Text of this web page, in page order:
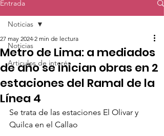
Entrada
Noticias
Articulos de interés
Noticias
Metro de Lima: a mediados
de año se inician obras en 2
estaciones del Ramal de la
Línea 4
27 may 2024 2 min de lectura
Se trata de las estaciones El Olivar y
Quilca en el Callao